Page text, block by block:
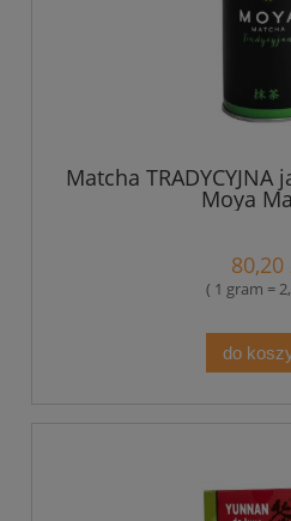
Matcha
Moya
80,20
( 1 gram =
do